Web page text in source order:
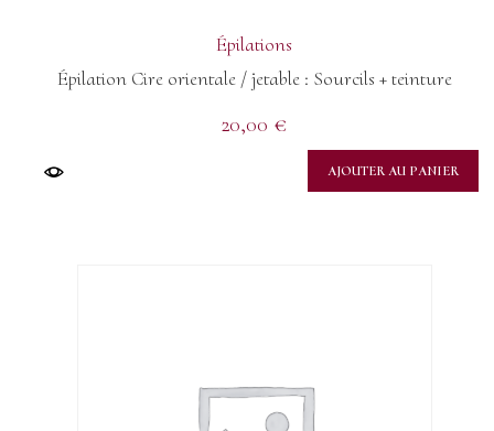
Épilations
Épilation Cire orientale / jetable : Sourcils + teinture
20,00 €
AJOUTER AU PANIER